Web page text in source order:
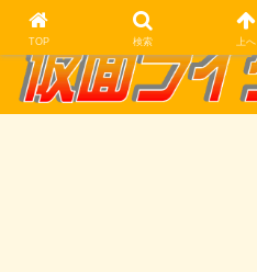
TOP 検索 上へ